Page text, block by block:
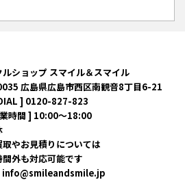
ルショップ スマイル＆スマイル
広島県広島市西区南観音8丁目6-21
] 0120-827-823
時間 ] 10:00～18:00
取やお見積りについては
間外も対応可能です
info@smileandsmile.jp